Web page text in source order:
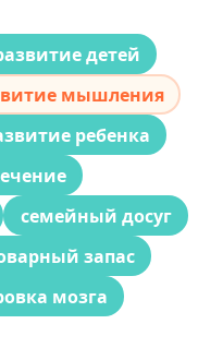
детей
мышления
ребенка
семейный досуг
запас
мозга